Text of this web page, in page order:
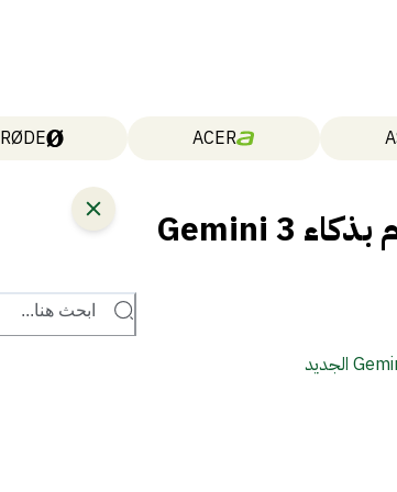
ACER
RØDE
جوجل تطلق ميزة التصفح التلقائي في كروم بذكاء Gemini 3
ابحث هنا...